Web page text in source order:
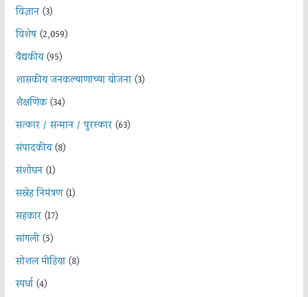
विज्ञान(3)
विशेष(2,059)
वैद्यकीय(95)
शासकीय जनकल्याणाच्या योजना(3)
शैक्षणिक(34)
सत्कार / सन्मान / पुरस्कार(63)
संपादकीय(8)
संशोधन(1)
सस्नेह निमंत्रण(1)
सहकार(17)
सांगली(5)
सोशल मीडिया(8)
स्पर्धा(4)